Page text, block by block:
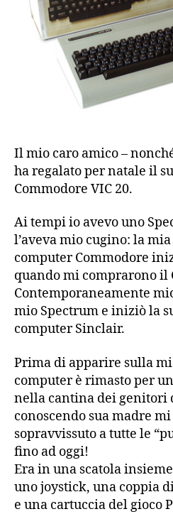
Il mio caro amico –
ha regalato per natale il
Commodore VIC 20.
Ai tempi io avevo uno
l’aveva mio cugino: la
computer Commodore
quando mi comprarono il
Contemporaneamente
mio Spectrum e iniziò la
computer Sinclair.
Prima di apparire sulla
computer è rimasto per
nella cantina dei genitori
conoscendo sua madre
sopravvissuto a tutte le
fino ad oggi!
Era in una scatola
uno joystick, una coppia
e una cartuccia del gioco